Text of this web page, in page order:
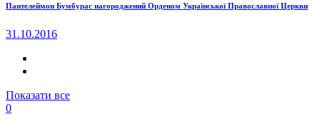
Пантелеймон Бумбурас нагороджений Орденом Української Православної Церкви
31.10.2016
Показати все
0